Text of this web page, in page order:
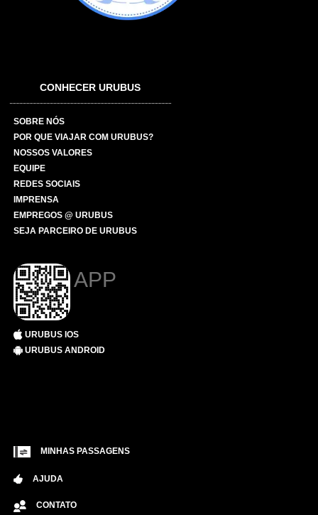
CONHECER URUBUS
SOBRE NÓS
POR QUE VIAJAR COM URUBUS?
NOSSOS VALORES
EQUIPE
REDES SOCIAIS
IMPRENSA
EMPREGOS @ URUBUS
SEJA PARCEIRO DE URUBUS
APP
URUBUS IOS
URUBUS ANDROID
MINHAS PASSAGENS
AJUDA
CONTATO